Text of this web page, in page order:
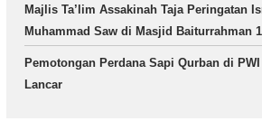
Majlis Ta’lim Assakinah Taja Peringatan
Muhammad Saw di Masjid Baiturrahman
Pemotongan Perdana Sapi Qurban di
Lancar